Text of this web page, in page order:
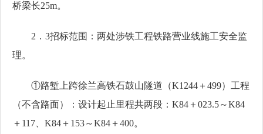
桥梁长25m。
2． 3招标范围：两处涉铁工程铁路营业线施工安全监
理。
①路堑上跨徐兰高铁石鼓山隧道（K1244＋499）工程
（不含路面）：设计起止里程共两段： K84＋023.5～K84
＋117、K84＋153～K84＋400。